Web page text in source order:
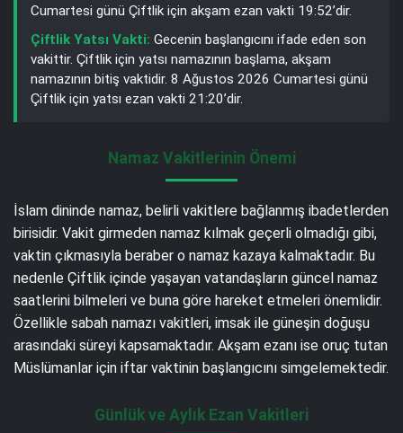
Cumartesi günü Çiftlik için akşam ezan vakti 19:52’dir.
Çiftlik Yatsı Vakti: Gecenin başlangıcını ifade eden son
vakittir. Çiftlik için yatsı namazının başlama, akşam
namazının bitiş vaktidir. 8 Ağustos 2026 Cumartesi günü
Çiftlik için yatsı ezan vakti 21:20’dir.
Namaz Vakitlerinin Önemi
İslam dininde namaz, belirli vakitlere bağlanmış ibadetlerden
birisidir. Vakit girmeden namaz kılmak geçerli olmadığı gibi,
vaktin çıkmasıyla beraber o namaz kazaya kalmaktadır. Bu
nedenle Çiftlik içinde yaşayan vatandaşların güncel namaz
saatlerini bilmeleri ve buna göre hareket etmeleri önemlidir.
Özellikle sabah namazı vakitleri, imsak ile güneşin doğuşu
arasındaki süreyi kapsamaktadır. Akşam ezanı ise oruç tutan
Müslümanlar için iftar vaktinin başlangıcını simgelemektedir.
Günlük ve Aylık Ezan Vakitleri